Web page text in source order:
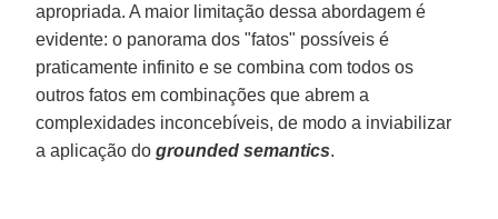
apropriada. A maior limitação dessa abordagem é
evidente: o panorama dos "fatos" possíveis é
praticamente infinito e se combina com todos os
outros fatos em combinações que abrem a
complexidades inconcebíveis, de modo a inviabilizar
a aplicação dogrounded semantics.